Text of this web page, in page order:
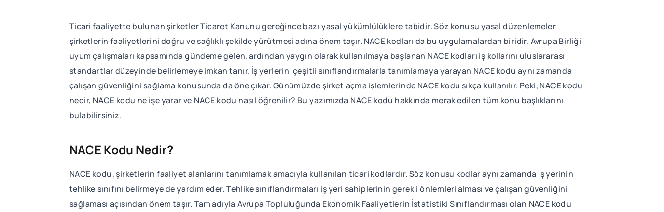
Ticari faaliyette bulunan şirketler Ticaret Kanunu gereğince bazı yasal yükümlülüklere tabidir. Söz konusu yasal düzenlemeler
şirketlerin faaliyetlerini doğru ve sağlıklı şekilde yürütmesi adına önem taşır. NACE kodları da bu uygulamalardan biridir. Avrupa Birliği
uyum çalışmaları kapsamında gündeme gelen, ardından yaygın olarak kullanılmaya başlanan NACE kodları iş kollarını uluslararası
standartlar düzeyinde belirlemeye imkan tanır. İş yerlerini çeşitli sınıflandırmalarla tanımlamaya yarayan NACE kodu aynı zamanda
çalışan güvenliğini sağlama konusunda da öne çıkar. Günümüzde şirket açma işlemlerinde NACE kodu sıkça kullanılır. Peki, NACE kodu
nedir, NACE kodu ne işe yarar ve NACE kodu nasıl öğrenilir? Bu yazımızda NACE kodu hakkında merak edilen tüm konu başlıklarını
bulabilirsiniz.
NACE Kodu Nedir?
NACE kodu, şirketlerin faaliyet alanlarını tanımlamak amacıyla kullanılan ticari kodlardır. Söz konusu kodlar aynı zamanda iş yerinin
tehlike sınıfını belirmeye de yardım eder. Tehlike sınıflandırmaları iş yeri sahiplerinin gerekli önlemleri alması ve çalışan güvenliğini
sağlaması açısından önem taşır. Tam adıyla Avrupa Topluluğunda Ekonomik Faaliyetlerin İstatistiki Sınıflandırması olan NACE kodu